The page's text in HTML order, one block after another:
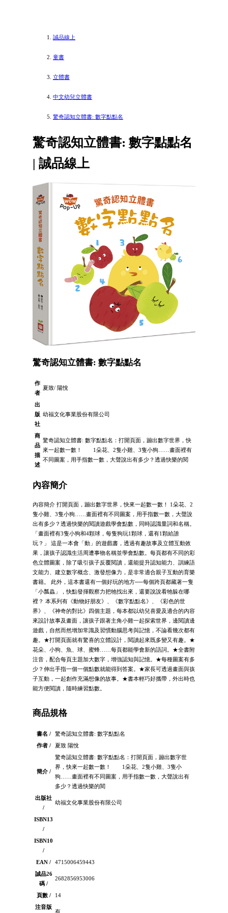
誠品線上
童書
立體書
中文幼兒立體書
驚奇認知立體書: 數字點點名
驚奇認知立體書: 數字點點名
| 誠品線上
驚奇認知立體書: 數字點點名
作
者
夏致/ 陽悅
出
版
社
幼福文化事業股份有限公司
商
品
描
述
驚奇認知立體書: 數字點點名：打開頁面，蹦出數字世界，快
來一起數一數！ 1朵花、2隻小雞、3隻小狗……畫面裡有
不同圖案，用手指數一數，大聲說出有多少？透過快樂的閱
內容簡介
內容簡介 打開頁面，蹦出數字世界，快來一起數一數！ 1朵花、2
隻小雞、3隻小狗……畫面裡有不同圖案，用手指數一數，大聲說
出有多少？透過快樂的閱讀遊戲學會點數，同時認識量詞和名稱。
「畫面裡有3隻小狗和4顆球，每隻狗玩1顆球，還有1顆給誰
玩？」 這是一本會「動」的遊戲書，透過有趣故事及立體互動效
果，讓孩子認識生活周遭事物名稱並學會點數。每頁都有不同的彩
色立體圖案，除了吸引孩子反覆閱讀，還能提升認知能力、訓練語
文能力、建立數字概念、激發想像力，是非常適合親子互動的育樂
書籍。 此外，這本書還有一個好玩的地方──每個跨頁都藏著一隻
「小瓢蟲」，快點發揮觀察力把牠找出來，還要說說看牠躲在哪
裡？ 本系列有《動物好朋友》、《數字點點名》、《彩色的世
界》、《神奇的對比》四個主題，每本都以幼兒喜愛及適合的內容
來設計故事及畫面，讓孩子跟著主角小雞一起探索世界，邊閱讀邊
遊戲，自然而然增加常識及習慣動腦思考與記憶，不論看幾次都有
趣。★打開頁面就有驚喜的立體設計，閱讀起來既多變又有趣。★
花朵、小狗、魚、球、蜜蜂……每頁都能學會新的語詞。★全書附
注音，配合每頁主題加大數字，增強認知與記憶。★每種圖案有多
少？伸出手指一個一個點數就能得到答案。★家長可透過畫面與孩
子互動，一起創作充滿想像的故事。★書本輕巧好攜帶，外出時也
能方便閱讀，隨時練習點數。
商品規格
書名 /
驚奇認知立體書: 數字點點名
作者 /
夏致 陽悅
簡介 /
驚奇認知立體書: 數字點點名：打開頁面，蹦出數字世
界，快來一起數一數！ 1朵花、2隻小雞、3隻小
狗……畫面裡有不同圖案，用手指數一數，大聲說出有
多少？透過快樂的閱
出版社
/
幼福文化事業股份有限公司
ISBN13
/
ISBN10
/
EAN /
4715006459443
誠品26
碼 /
2682856953006
頁數 /
14
注音版
有